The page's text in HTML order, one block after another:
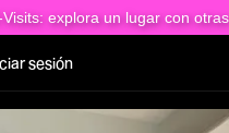
explora un lugar con
sesión